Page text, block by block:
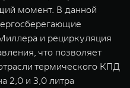
момент. В данной
и рециркуляция
что позволяет
термического КПД
2,0 и 3,0 литра